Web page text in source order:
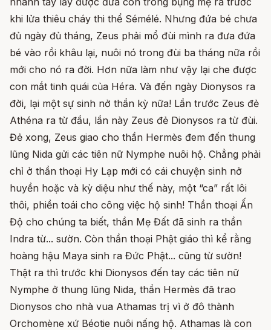
khi lửa thiêu cháy thi thể Sémélé. Nhưng đứa bé chưa
đủ ngày đủ tháng, Zeus phải mổ đùi mình ra đưa đứa
bé vào rồi khâu lại, nuôi nó trong đùi ba tháng nữa rồi
mới cho nó ra đời. Hơn nữa làm như vậy lại che được
con mắt tinh quái của Héra. Và đến ngày Dionysos ra
đời, lại một sự sinh nở thần kỳ nữa! Lần trước Zeus đẻ
Athéna ra từ đầu, lần này Zeus đẻ Dionysos ra từ đùi.
Đẻ xong, Zeus giao cho thần Hermès đem đến thung
lũng Nida gửi các tiên nữ Nymphe nuôi hộ. Chẳng phải
chỉ ở thần thoại Hy Lạp mới có cái chuyện sinh nở
huyền hoặc và kỳ diệu như thế này, một “ca” rất lôi
thôi, phiền toái cho công việc hộ sinh! Thần thoại Ấn
Độ cho chúng ta biết, thần Mẹ Đất đã sinh ra thần
Indra từ... sườn. Còn thần thoại Phật giáo thì kể rằng
hoàng hậu Maya sinh ra Đức Phật... cũng từ sườn!
Thật ra thì trước khi Dionysos đến tay các tiên nữ
Nymphe ở thung lũng Nida, thần Hermès đã trao
Dionysos cho nhà vua Athamas trị vì ở đô thành
Orchomène xứ Béotie nuôi nấng hộ. Athamas là con